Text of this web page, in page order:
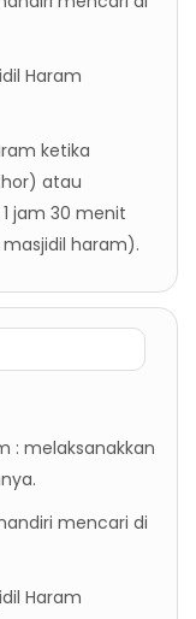
Haram
ketika
atau
jam 30 menit
haram).
: melaksanakkan
mencari di
Haram